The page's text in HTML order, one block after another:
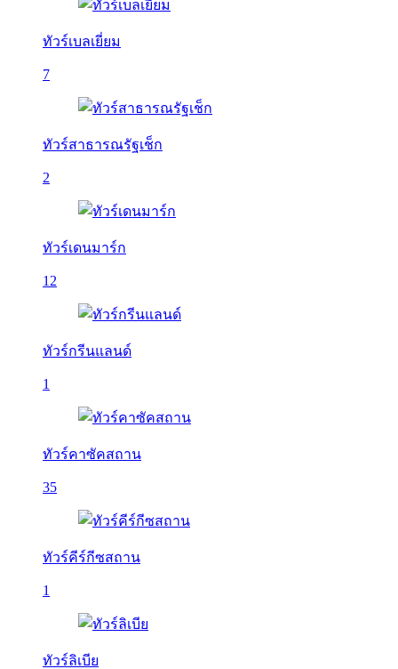
ทัวร์เบลเยี่ยม
7
ทัวร์สาธารณรัฐเช็ก
2
ทัวร์เดนมาร์ก
12
ทัวร์กรีนแลนด์
1
ทัวร์คาซัคสถาน
35
ทัวร์คีร์กีซสถาน
1
ทัวร์ลิเบีย